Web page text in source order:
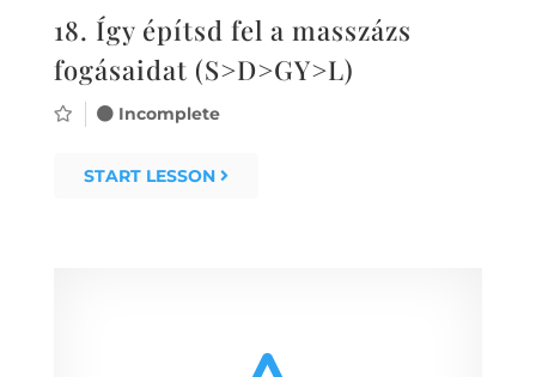
18. Így építsd fel a masszázs
fogásaidat (S>D>GY>L)
Incomplete
START LESSON